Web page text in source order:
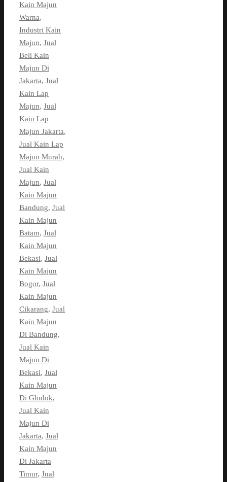
Kain Majun
Warna,
Industri Kain
Majun, Jual
Beli Kain
Majun Di
Jakarta, Jual
Kain Lap
Majun, Jual
Kain Lap
Majun Jakarta,
Jual Kain Lap
Majun Murah,
Jual Kain
Majun, Jual
Kain Majun
Bandung, Jual
Kain Majun
Batam, Jual
Kain Majun
Bekasi, Jual
Kain Majun
Bogor, Jual
Kain Majun
Cikarang, Jual
Kain Majun
Di Bandung,
Jual Kain
Majun Di
Bekasi, Jual
Kain Majun
Di Glodok,
Jual Kain
Majun Di
Jakarta, Jual
Kain Majun
Di Jakarta
Timur, Jual